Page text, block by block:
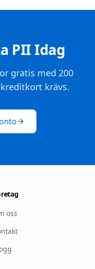
PII Idag
gratis med 200
krävs.
oss